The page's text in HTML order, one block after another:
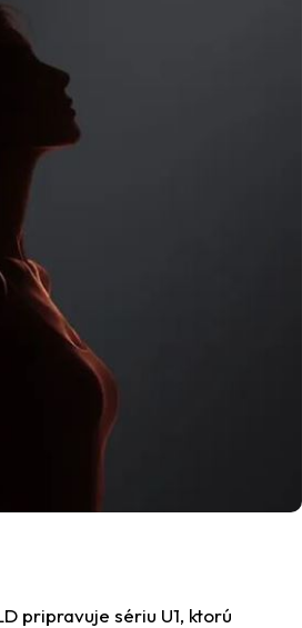
pripravuje sériu U1, ktorú